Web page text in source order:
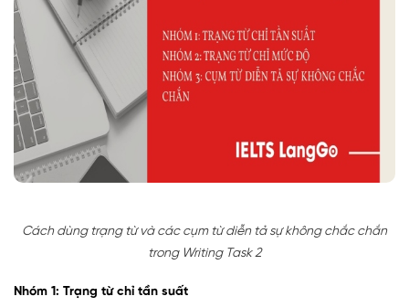
Cách dùng trạng từ và các cụm từ diễn tả sự không chắc chắn
trong Writing Task 2
Nhóm 1: Trạng từ chỉ tần suất